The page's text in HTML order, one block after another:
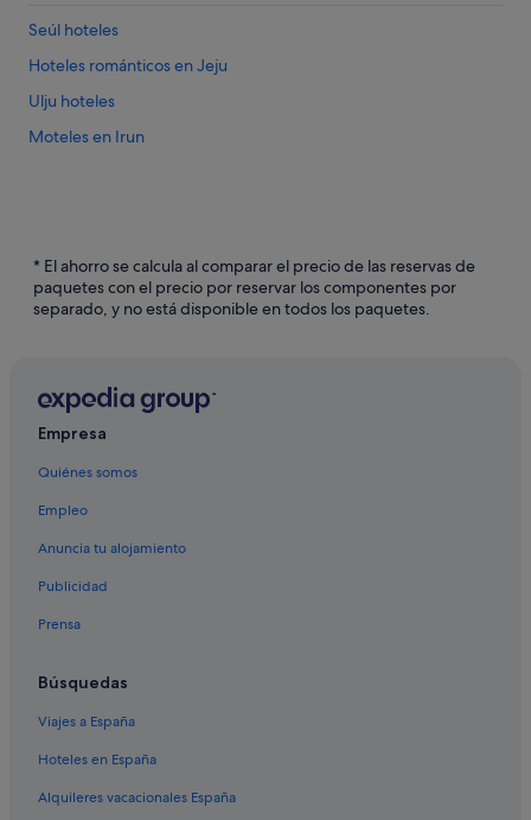
Seúl hoteles
Hoteles románticos en Jeju
Ulju hoteles
Moteles en Irun
* El ahorro se calcula al comparar el precio de las reservas de
paquetes con el precio por reservar los componentes por
separado, y no está disponible en todos los paquetes.
Empresa
Quiénes somos
Empleo
Anuncia tu alojamiento
Publicidad
Prensa
Búsquedas
Viajes a España
Hoteles en España
Alquileres vacacionales España